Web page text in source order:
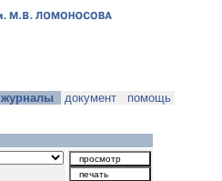
журналы документ помощь